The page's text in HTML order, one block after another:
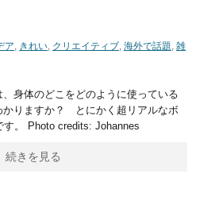
ア, きれい, クリエイティブ, 海外で話題, 雑
身体のどこをどのように使っている
りますか？ とにかく超リアルなボ
。 Photo credits: Johannes
続きを見る